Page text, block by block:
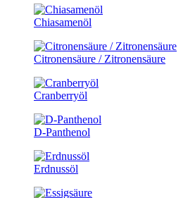
Chiasamenöl
Citronensäure / Zitronensäure
Cranberryöl
D-Panthenol
Erdnussöl